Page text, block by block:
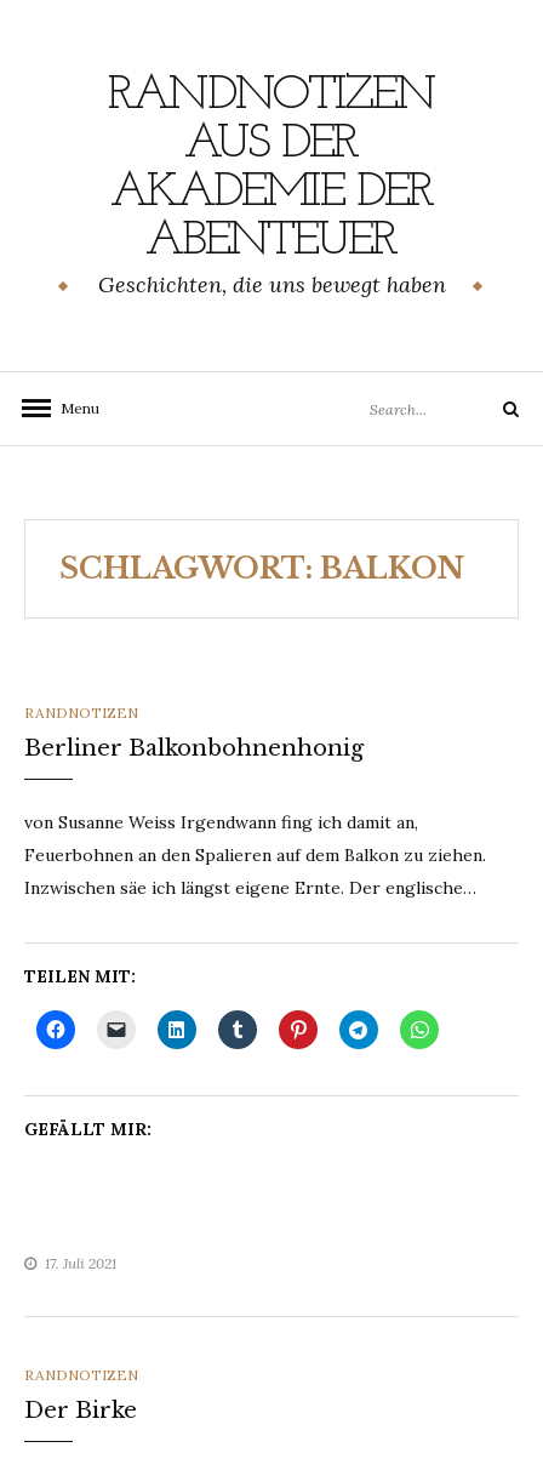
RANDNOTIZEN
AUS DER
AKADEMIE DER
ABENTEUER
Geschichten, die uns bewegt haben
Menu
for:
Search
SCHLAGWORT: BALKON
CATEGORIES
RANDNOTIZEN
Berliner Balkonbohnenhonig
von Susanne Weiss Irgendwann fing ich damit an,
Feuerbohnen an den Spalieren auf dem Balkon zu ziehen.
Inzwischen säe ich längst eigene Ernte. Der englische…
TEILEN MIT:
GEFÄLLT MIR:
17. Juli 2021
CATEGORIES
RANDNOTIZEN
Der Birke